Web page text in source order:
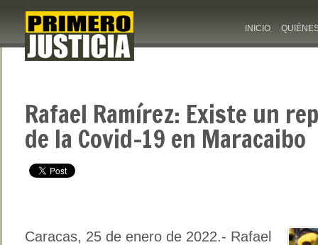
INICIO
Rafael Ramírez: Existe un
de la Covid-19 en Maracaibo
Caracas, 25 de enero de 2022.- Rafael